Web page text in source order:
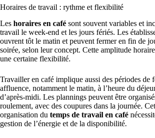
Horaires de travail : rythme et flexibilité
Les horaires en café sont souvent variables et
travail le week-end et les jours fériés. Les
ouvrent tôt le matin et peuvent fermer en fin de
soirée, selon leur concept. Cette amplitude
une certaine flexibilité.
Travailler en café implique aussi des périodes de
affluence, notamment le matin, à l’heure du
d’après-midi. Les plannings peuvent être
roulement, avec des coupures dans la journée.
organisation du temps de travail en café
gestion de l’énergie et de la disponibilité.